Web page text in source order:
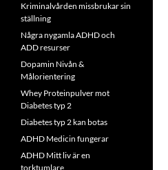
Kriminalvården missbrukar sin
ställning
Några nygamla ADHD och
ADD resurser
Dopamin Nivån &
Målorientering
Whey Proteinpulver mot
Diabetes typ 2
Diabetes typ 2 kan botas
ADHD Medicin fungerar
ADHD Mitt liv är en
torktumlare